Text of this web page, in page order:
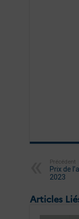
Précédent
Prix de
2023
Articles